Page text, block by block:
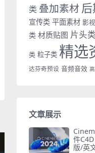
类 叠加素材
宣传类 平面素材 影
类 材质贴图 片头类
类 粒子类 精选
达芬奇预设 音频音效
文章展示
件
版/英